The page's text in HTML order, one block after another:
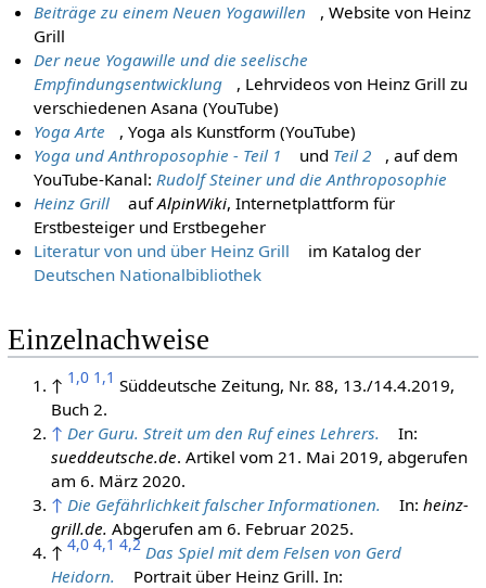
Beiträge zu einem Neuen Yogawillen
, Website von Heinz
Grill
Der neue Yogawille und die seelische
Empfindungsentwicklung
, Lehrvideos von Heinz Grill zu
verschiedenen Asana (YouTube)
Yoga Arte
, Yoga als Kunstform (YouTube)
Yoga und Anthroposophie - Teil 1
und Teil 2
, auf dem
YouTube-Kanal:Rudolf Steiner und die Anthroposophie
Heinz Grill
aufAlpinWiki, Internetplattform für
Erstbesteiger und Erstbegeher
Literatur von und über Heinz Grill
im Katalog der
Deutschen Nationalbibliothek
Einzelnachweise
↑ 1,0 1,1 Süddeutsche Zeitung, Nr. 88, 13./14.4.2019,
Buch 2.
↑ Der Guru. Streit um den Ruf eines Lehrers.
In:
sueddeutsche.de. Artikel vom 21. Mai 2019, abgerufen
am 6. März 2020.
↑ Die Gefährlichkeit falscher Informationen. In: heinz-
grill.de. Abgerufen am 6. Februar 2025.
↑ 4,0 4,1 4,2 Das Spiel mit dem Felsen von Gerd
Heidorn.
Portrait über Heinz Grill. In: